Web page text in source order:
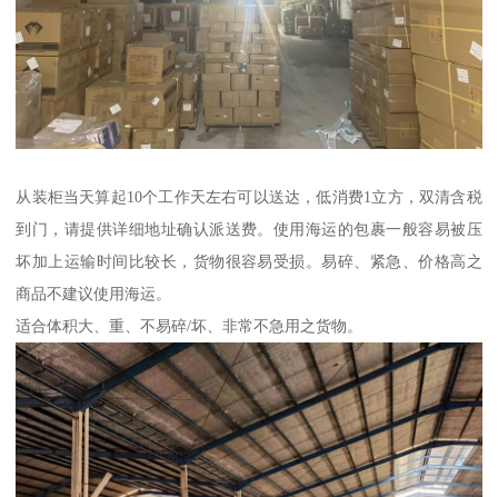
从装柜当天算起10个工作天左右可以送达，低消费1立方，双清含税
到门，请提供详细地址确认派送费。使用海运的包裹一般容易被压
坏加上运输时间比较长，货物很容易受损。易碎、紧急、价格高之
商品不建议使用海运。
适合体积大、重、不易碎/坏、非常不急用之货物。